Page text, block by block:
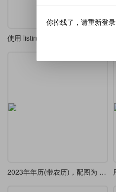
2023年年历(带农历)，配图为 新冠防疫相关公众宣传资料
你掉线了，请重新登录